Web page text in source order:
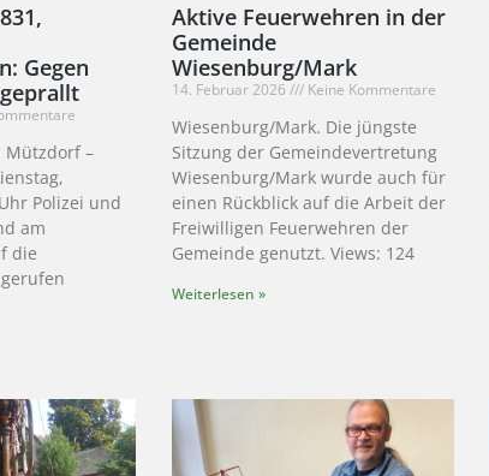
Gegen
Mützdorf –
Polizei und
am
die
Aktive Feuerwehren in der
Gemeinde
Wiesenburg/Mark
14. Februar 2026 Keine Kommentare
Wiesenburg/Mark. Die jüngste
Sitzung der Gemeindevertretung
Wiesenburg/Mark wurde auch für
einen Rückblick auf die Arbeit der
Freiwilligen Feuerwehren der
Gemeinde genutzt. Views: 124
Weiterlesen »